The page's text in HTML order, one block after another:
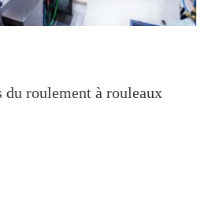
du roulement à rouleaux